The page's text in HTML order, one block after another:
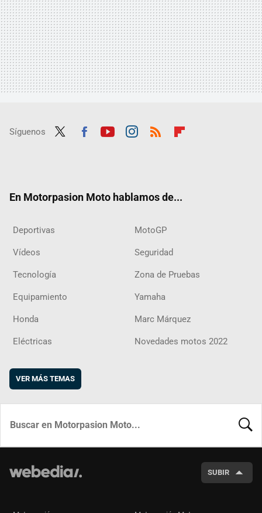
Síguenos
En Motorpasion Moto hablamos de...
Deportivas MotoGP
Vídeos Seguridad
Tecnología Zona de Pruebas
Equipamiento Yamaha
Honda Marc Márquez
Eléctricas Novedades motos 2022
VER MÁS TEMAS
SUBIR